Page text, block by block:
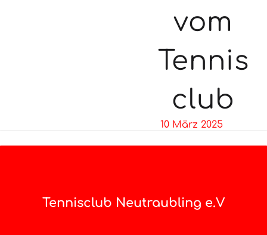
vom
Tennis
club
10 März 2025
Tennisclub Neutraubling e.V